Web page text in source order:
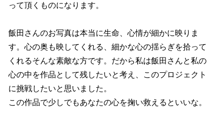
って頂くものになります。
飯田さんのお写真は本当に生命、心情が細かに映りま
す。心の奥も映してくれる、細かな心の揺らぎを拾って
くれるそんな素敵な方です。だから私は飯田さんと私の
心の中を作品として残したいと考え、このプロジェクト
に挑戦したいと思いました。
この作品で少しでもあなたの心を掬い救えるといいな。